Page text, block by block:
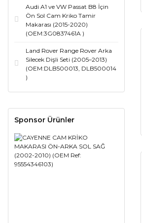
Audi A1 ve VW Passat B8 İçin
Ön Sol Cam Kriko Tamir
Makarası (2015-2020)
(OEM:3G0837461A )
Land Rover Range Rover Arka
Silecek Dişli Seti (2005–2013)
(OEM:DLB500013, DLB500014
)
Sponsor Ürünler